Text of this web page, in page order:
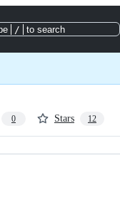
/ to search
0 Stars 12